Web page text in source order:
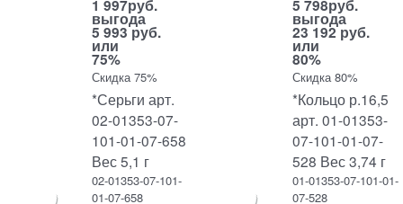
1 997руб.
выгода
5 993 руб.
или
75%
Скидка 75%
5 798руб.
выгода
23 192 руб.
или
80%
Скидка 80%
*Серьги арт.
02-01353-07-
101-01-07-658
Вес 5,1 г
02-01353-07-101-
01-07-658
*Кольцо р.16,5
арт. 01-01353-
07-101-01-07-
528 Вес 3,74 г
01-01353-07-101-01-
07-528